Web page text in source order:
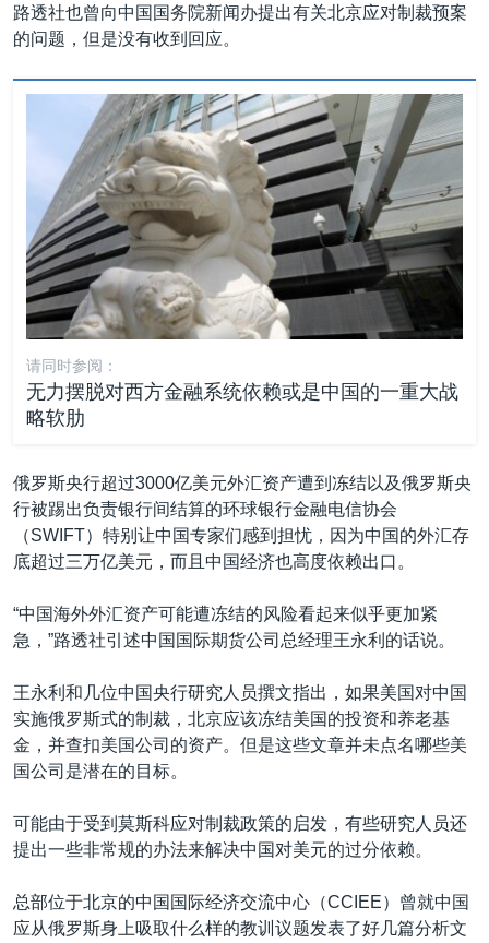
路透社也曾向中国国务院新闻办提出有关北京应对制裁预案
的问题，但是没有收到回应。
请同时参阅：
无力摆脱对西方金融系统依赖或是中国的一重大战
略软肋
俄罗斯央行超过3000亿美元外汇资产遭到冻结以及俄罗斯央
行被踢出负责银行间结算的环球银行金融电信协会
（SWIFT）特别让中国专家们感到担忧，因为中国的外汇存
底超过三万亿美元，而且中国经济也高度依赖出口。
“中国海外外汇资产可能遭冻结的风险看起来似乎更加紧
急，”路透社引述中国国际期货公司总经理王永利的话说。
王永利和几位中国央行研究人员撰文指出，如果美国对中国
实施俄罗斯式的制裁，北京应该冻结美国的投资和养老基
金，并查扣美国公司的资产。但是这些文章并未点名哪些美
国公司是潜在的目标。
可能由于受到莫斯科应对制裁政策的启发，有些研究人员还
提出一些非常规的办法来解决中国对美元的过分依赖。
总部位于北京的中国国际经济交流中心（CCIEE）曾就中国
应从俄罗斯身上吸取什么样的教训议题发表了好几篇分析文